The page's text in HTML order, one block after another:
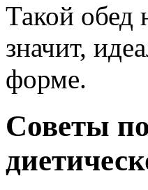
Такой обед
значит,
форме.
Советы